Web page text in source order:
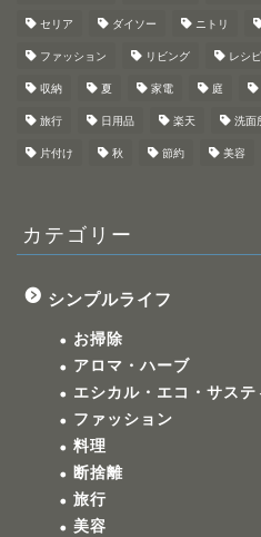
セリア ダイソー ニトリ
ファッション リビング レシピ
収納 夏 家電 庭
旅行 日用品 楽天 洗面
片付け 秋 節約 美容
カテゴリー
シンプルライフ
お掃除
アロマ・ハーブ
エシカル・エコ・サステ
ファッション
料理
断捨離
旅行
美容